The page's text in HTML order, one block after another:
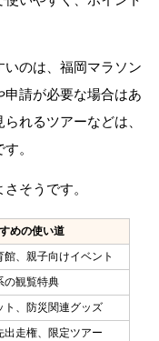
のは、福岡マラソン
請が必要な場合はあ
れるツアーなどは、
。
そうです。
めの使い道
、親子向けイベント
の観覧特典
ト、防災関連グッズ
出走権、限定ツアー